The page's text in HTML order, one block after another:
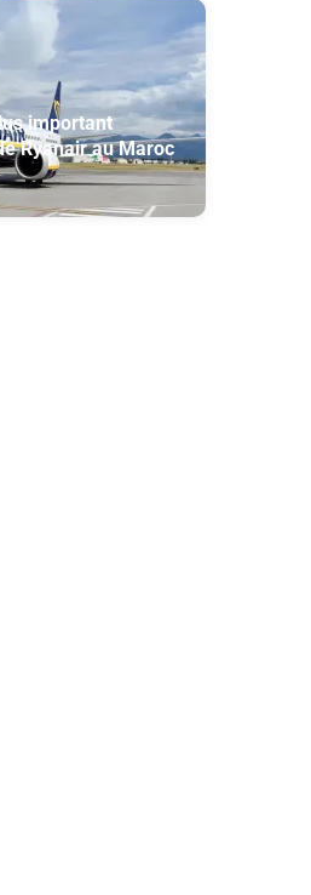
important
Ryanair au Maroc